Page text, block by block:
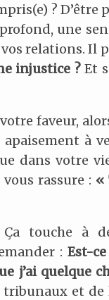
?
une
relations. Il
injustice ?Et
faveur,
à
dans votre
rassure : «
touche à
: Est-
j’ai quelque
et de